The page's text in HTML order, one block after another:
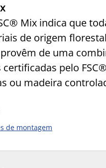
Mix indica que
de origem
de uma
pelo
ou madeira
de montagem